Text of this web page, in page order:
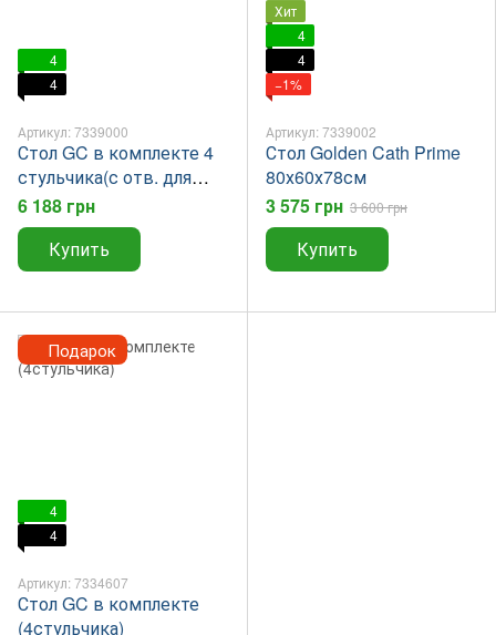
4
4
Артикул: 7339000
Стол GC в комплекте 4
стульчика(с отв. для
зонта)NEW 2023
6 188 грн
Купить
Хит
4
4
−1%
Артикул: 7339002
Стол Golden Cath Prime
80х60х78см
3 575 грн 3 600 грн
Купить
Подарок
4
4
Артикул: 7334607
Стол GC в комплекте
(4стульчика)